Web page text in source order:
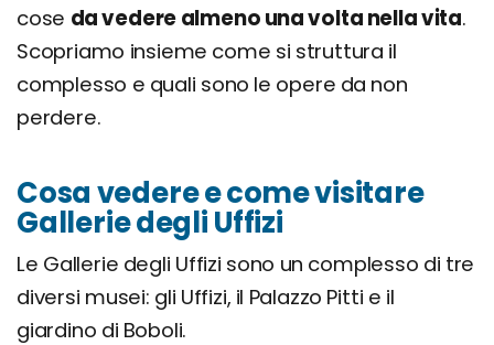
cose da vedere almeno una volta nella vita.
Scopriamo insieme come si struttura il
complesso e quali sono le opere da non
perdere.
Cosa vedere e come visitare
Gallerie degli Uffizi
Le Gallerie degli Uffizi sono un complesso di tre
diversi musei: gli Uffizi, il Palazzo Pitti e il
giardino di Boboli.